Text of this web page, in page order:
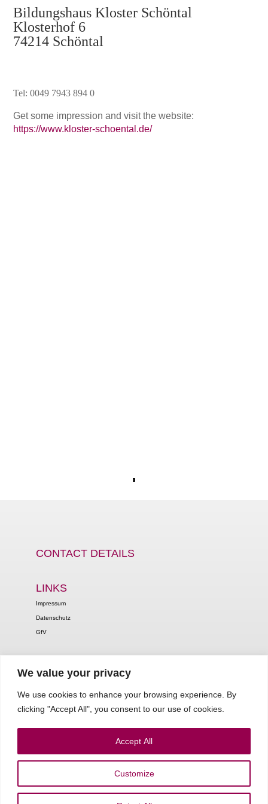
We value your privacy
We use cookies to enhance your browsing experience. By
clicking "Accept All", you consent to our use of cookies.
Customize
Accept All
Bildungshaus Kloster Schöntal
Klosterhof 6
74214 Schöntal
Tel: 0049 7943 894 0
Get some impression and visit the website:
https://www.kloster-schoental.de/
CONTACT DETAILS
LINKS
Impressum
Datenschutz
GfV
NEWSLETTER
Mehr